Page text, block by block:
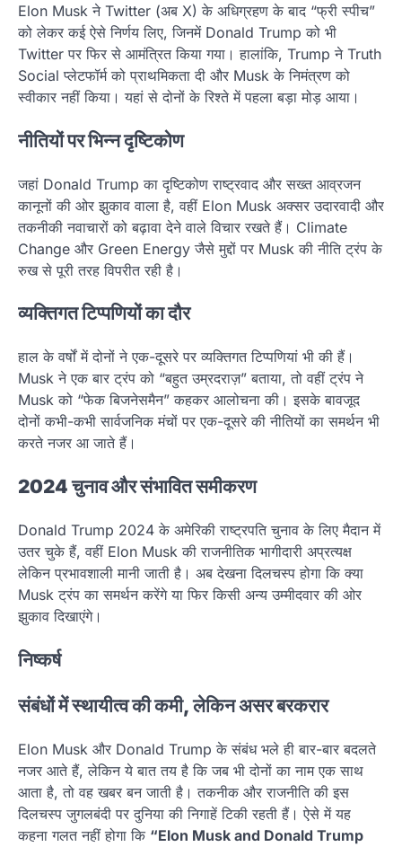
Elon Musk ने Twitter (अब X) के अधिग्रहण के बाद “फ्री स्पीच”
को लेकर कई ऐसे निर्णय लिए, जिनमें Donald Trump को भी
Twitter पर फिर से आमंत्रित किया गया। हालांकि, Trump ने Truth
Social प्लेटफॉर्म को प्राथमिकता दी और Musk के निमंत्रण को
स्वीकार नहीं किया। यहां से दोनों के रिश्ते में पहला बड़ा मोड़ आया।
नीतियों पर भिन्न दृष्टिकोण
जहां Donald Trump का दृष्टिकोण राष्ट्रवाद और सख्त आव्रजन
कानूनों की ओर झुकाव वाला है, वहीं Elon Musk अक्सर उदारवादी और
तकनीकी नवाचारों को बढ़ावा देने वाले विचार रखते हैं। Climate
Change और Green Energy जैसे मुद्दों पर Musk की नीति ट्रंप के
रुख से पूरी तरह विपरीत रही है।
व्यक्तिगत टिप्पणियों का दौर
हाल के वर्षों में दोनों ने एक-दूसरे पर व्यक्तिगत टिप्पणियां भी की हैं।
Musk ने एक बार ट्रंप को “बहुत उम्रदराज़” बताया, तो वहीं ट्रंप ने
Musk को “फेक बिजनेसमैन” कहकर आलोचना की। इसके बावजूद
दोनों कभी-कभी सार्वजनिक मंचों पर एक-दूसरे की नीतियों का समर्थन भी
करते नजर आ जाते हैं।
2024 चुनाव और संभावित समीकरण
Donald Trump 2024 के अमेरिकी राष्ट्रपति चुनाव के लिए मैदान में
उतर चुके हैं, वहीं Elon Musk की राजनीतिक भागीदारी अप्रत्यक्ष
लेकिन प्रभावशाली मानी जाती है। अब देखना दिलचस्प होगा कि क्या
Musk ट्रंप का समर्थन करेंगे या फिर किसी अन्य उम्मीदवार की ओर
झुकाव दिखाएंगे।
निष्कर्ष
संबंधों में स्थायीत्व की कमी, लेकिन असर बरकरार
Elon Musk और Donald Trump के संबंध भले ही बार-बार बदलते
नजर आते हैं, लेकिन ये बात तय है कि जब भी दोनों का नाम एक साथ
आता है, तो वह खबर बन जाती है। तकनीक और राजनीति की इस
दिलचस्प जुगलबंदी पर दुनिया की निगाहें टिकी रहती हैं। ऐसे में यह
कहना गलत नहीं होगा कि “Elon Musk and Donald Trump